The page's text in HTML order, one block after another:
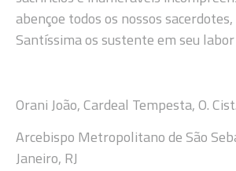
abençoe todos os nossos
Santíssima os sustente em seu
Orani João, Cardeal Tempesta, O. Cist.
Arcebispo Metropolitano de São
Janeiro, RJ